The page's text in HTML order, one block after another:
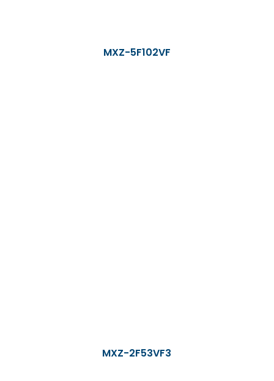
MXZ-5F102VF
MXZ-2F53VF3